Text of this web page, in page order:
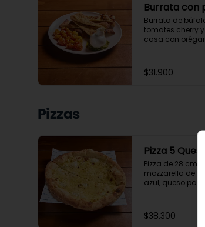
Burrata con
Burrata de
tomates cherry
casa con
$31.900
Pizzas
Pizza 5 Quesos
Pizza de 28 cm
mozzarella de
azul, queso
$38.300